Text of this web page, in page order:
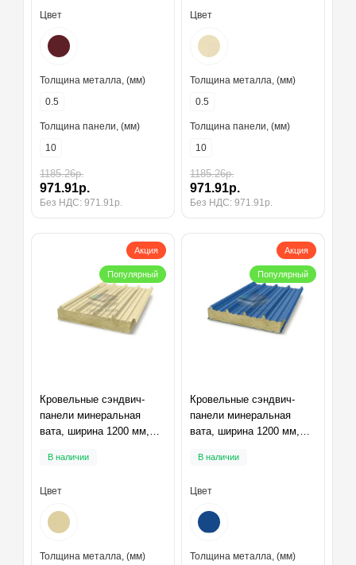
Цвет
Толщина металла, (мм)
0.5
Толщина панели, (мм)
10
1185.26р.
971.91р.
Без НДС: 971.91р.
Цвет
Толщина металла, (мм)
0.5
Толщина панели, (мм)
10
1185.26р.
971.91р.
Без НДС: 971.91р.
Акция
Популярный
Кровельные сэндвич-
панели минеральная
вата, ширина 1200 мм,
В наличии
Цвет
Толщина металла, (мм)
Акция
Популярный
Кровельные сэндвич-
панели минеральная
вата, ширина 1200 мм,
В наличии
Цвет
Толщина металла, (мм)